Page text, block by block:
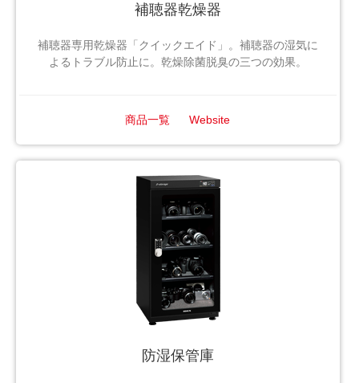
補聴器乾燥器
補聴器専用乾燥器「クイックエイド」。補聴器の湿気に
よるトラブル防止に。乾燥除菌脱臭の三つの効果。
商品一覧 Website
防湿保管庫